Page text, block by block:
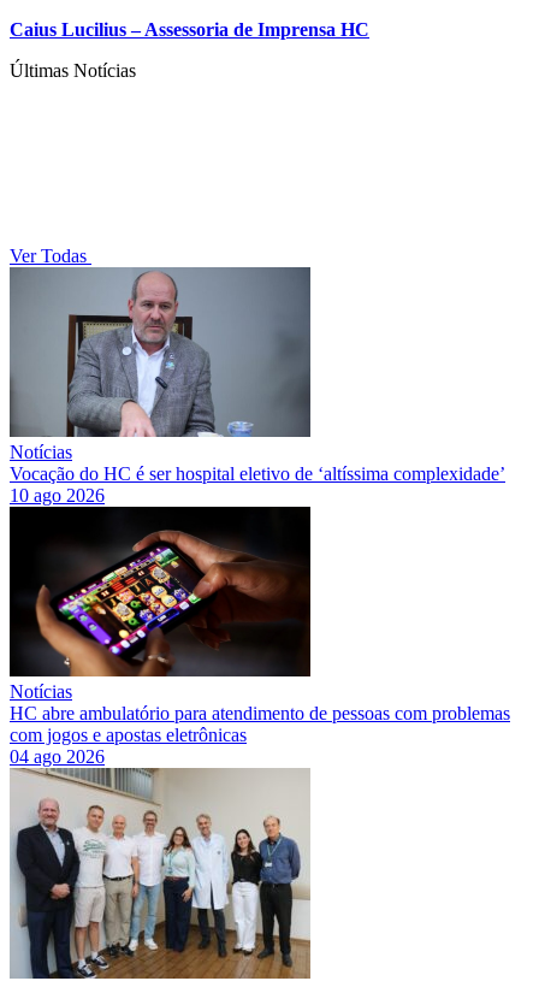
Caius Lucilius – Assessoria de Imprensa HC
Últimas Notícias
Ver Todas
Notícias
Vocação do HC é ser hospital eletivo de ‘altíssima complexidade’
10 ago 2026
Notícias
HC abre ambulatório para atendimento de pessoas com problemas
com jogos e apostas eletrônicas
04 ago 2026